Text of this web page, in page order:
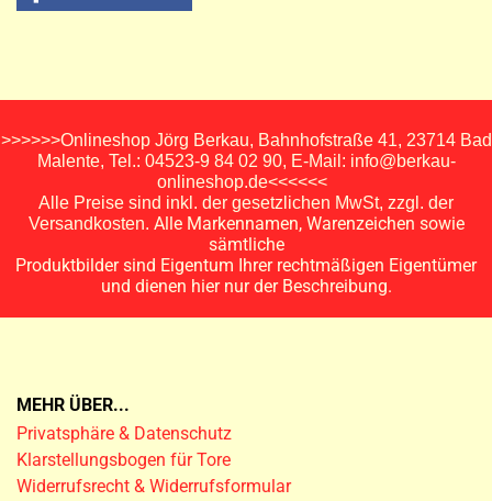
>>>>>>Onlineshop Jörg Berkau, Bahnhofstraße 41, 23714 Bad
Malente, Tel.: 04523-9 84 02 90, E-Mail: info@berkau-
onlineshop.de<<<<<<
Alle Preise sind inkl. der gesetzlichen MwSt, zzgl. der
Versandkosten. Alle Markennamen, Warenzeichen sowie
sämtliche
Produktbilder sind Eigentum Ihrer rechtmäßigen Eigentümer
und dienen hier nur der Beschreibung.
MEHR ÜBER...
Privatsphäre & Datenschutz
Klarstellungsbogen für Tore
Widerrufsrecht & Widerrufsformular